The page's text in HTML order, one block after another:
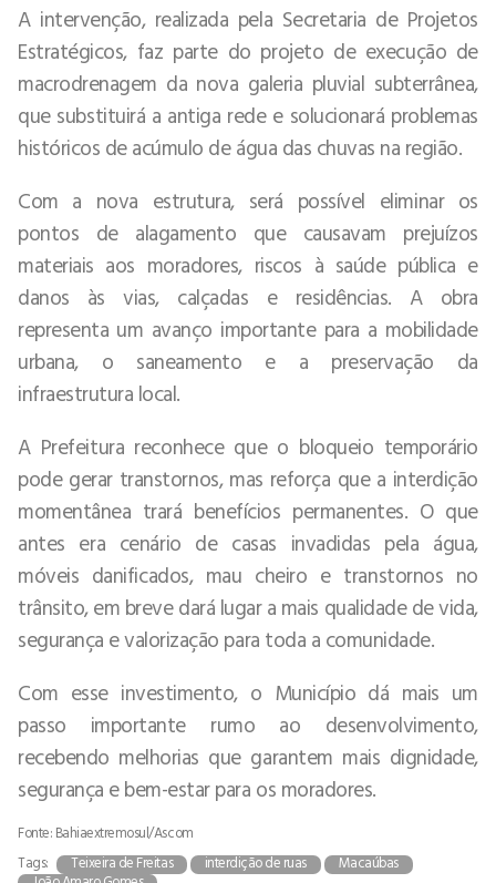
A intervenção, realizada pela Secretaria de Projetos
Estratégicos, faz parte do projeto de execução de
macrodrenagem da nova galeria pluvial subterrânea,
que substituirá a antiga rede e solucionará problemas
históricos de acúmulo de água das chuvas na região.
Com a nova estrutura, será possível eliminar os
pontos de alagamento que causavam prejuízos
materiais aos moradores, riscos à saúde pública e
danos às vias, calçadas e residências. A obra
representa um avanço importante para a mobilidade
urbana, o saneamento e a preservação da
infraestrutura local.
A Prefeitura reconhece que o bloqueio temporário
pode gerar transtornos, mas reforça que a interdição
momentânea trará benefícios permanentes. O que
antes era cenário de casas invadidas pela água,
móveis danificados, mau cheiro e transtornos no
trânsito, em breve dará lugar a mais qualidade de vida,
segurança e valorização para toda a comunidade.
Com esse investimento, o Município dá mais um
passo importante rumo ao desenvolvimento,
recebendo melhorias que garantem mais dignidade,
segurança e bem-estar para os moradores.
Fonte: Bahiaextremosul/Ascom
Tags:
Teixeira de Freitas interdição de ruas
Macaúbas